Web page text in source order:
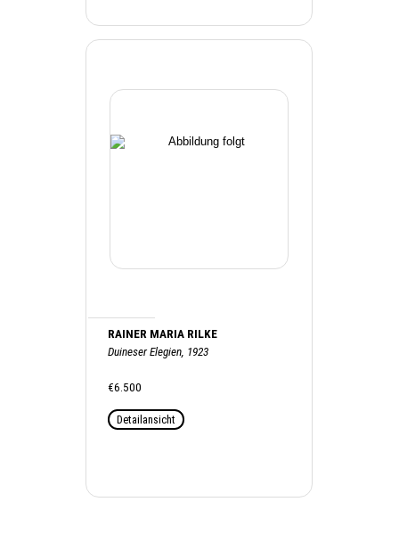
RAINER MARIA RILKE
Duineser Elegien, 1923
€6.500
Detailansicht